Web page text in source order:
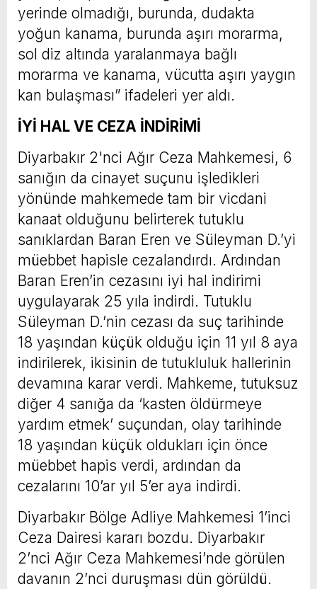
yerinde olmadığı, burunda, dudakta
yoğun kanama, burunda aşırı morarma,
sol diz altında yaralanmaya bağlı
morarma ve kanama, vücutta aşırı yaygın
kan bulaşması” ifadeleri yer aldı.
İYİ HAL VE CEZA İNDİRİMİ
Diyarbakır 2'nci Ağır Ceza Mahkemesi, 6
sanığın da cinayet suçunu işledikleri
yönünde mahkemede tam bir vicdani
kanaat olduğunu belirterek tutuklu
sanıklardan Baran Eren ve Süleyman D.’yi
müebbet hapisle cezalandırdı. Ardından
Baran Eren’in cezasını iyi hal indirimi
uygulayarak 25 yıla indirdi. Tutuklu
Süleyman D.’nin cezası da suç tarihinde
18 yaşından küçük olduğu için 11 yıl 8 aya
indirilerek, ikisinin de tutukluluk hallerinin
devamına karar verdi. Mahkeme, tutuksuz
diğer 4 sanığa da ‘kasten öldürmeye
yardım etmek’ suçundan, olay tarihinde
18 yaşından küçük oldukları için önce
müebbet hapis verdi, ardından da
cezalarını 10’ar yıl 5’er aya indirdi.
Diyarbakır Bölge Adliye Mahkemesi 1’inci
Ceza Dairesi kararı bozdu. Diyarbakır
2’nci Ağır Ceza Mahkemesi’nde görülen
davanın 2’nci duruşması dün görüldü.